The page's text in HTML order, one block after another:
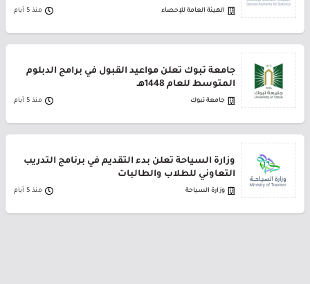
الهيئة العامة للإحصاء منذ 5 أيام
جامعة تبوك تعلن مواعيد القبول في برامج الدبلوم
المتوسط للعام 1448هـ
جامعة تبوك منذ 5 أيام
وزارة السياحة تعلن بدء التقديم في برنامج التدريب
التعاوني للطلاب والطالبات
وزارة السياحة منذ 5 أيام